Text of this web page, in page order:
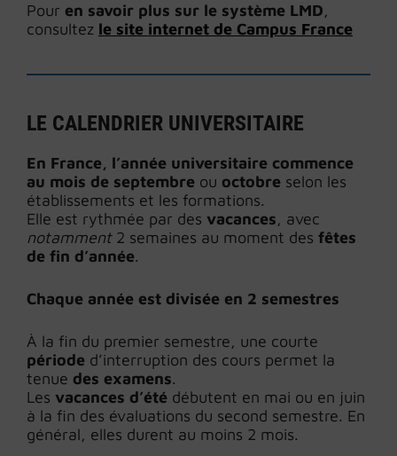
Pour en savoir plus sur le système LMD,
consultez le site internet de Campus France
LE CALENDRIER UNIVERSITAIRE
En France, l’année universitaire commence
au mois de septembre ou octobre selon les
établissements et les formations.
Elle est rythmée par des vacances, avec
notamment 2 semaines au moment des fêtes
de fin d’année.
Chaque année est divisée en 2 semestres
À la fin du premier semestre, une courte
période d’interruption des cours permet la
tenue des examens.
Les vacances d’été débutent en mai ou en juin
à la fin des évaluations du second semestre. En
général, elles durent au moins 2 mois.